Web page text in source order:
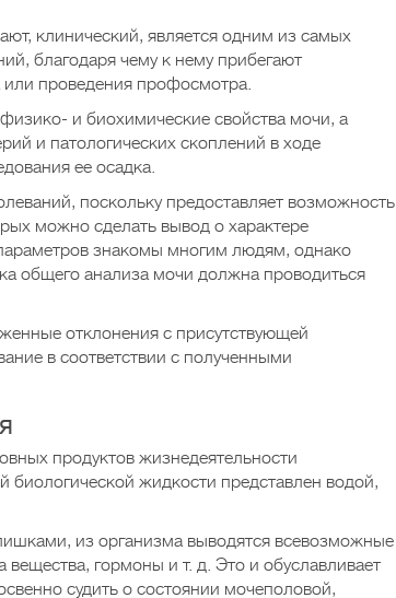
клинический, является одним из самых
благодаря чему к нему прибегают
или проведения профосмотра.
и биохимические свойства мочи, а
и патологических скоплений в ходе
ее осадка.
поскольку предоставляет возможность
можно сделать вывод о характере
знакомы многим людям, однако
общего анализа мочи должна проводиться
отклонения с присутствующей
в соответствии с полученными
продуктов жизнедеятельности
биологической жидкости представлен водой,
из организма выводятся всевозможные
гормоны и т. д. Это и обуславливает
судить о состоянии мочеполовой,